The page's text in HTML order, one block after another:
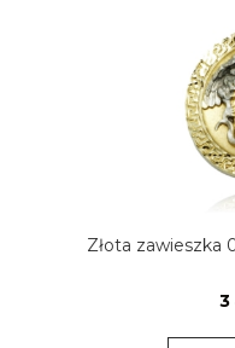
Złota zawieszka
3